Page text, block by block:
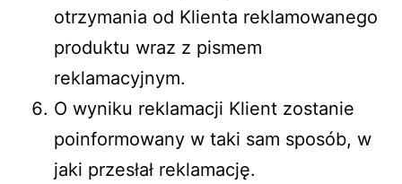
otrzymania od Klienta reklamowanego
produktu wraz z pismem
reklamacyjnym.
O wyniku reklamacji Klient zostanie
poinformowany w taki sam sposób, w
jaki przesłał reklamację.